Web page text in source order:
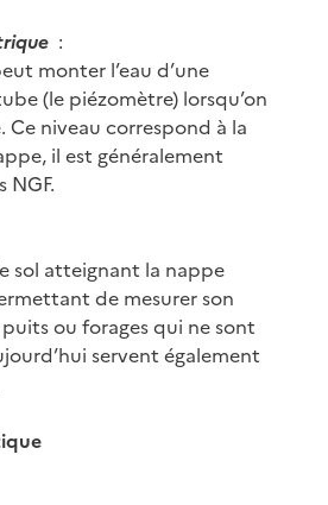
:
monter l’eau d’une
(le piézomètre) lorsqu’on
Ce niveau correspond à la
il est généralement
NGF.
sol atteignant la nappe
de mesurer son
ou forages qui ne sont
servent également